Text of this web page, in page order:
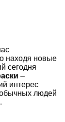
находя новые
сегодня
–
интерес
людей